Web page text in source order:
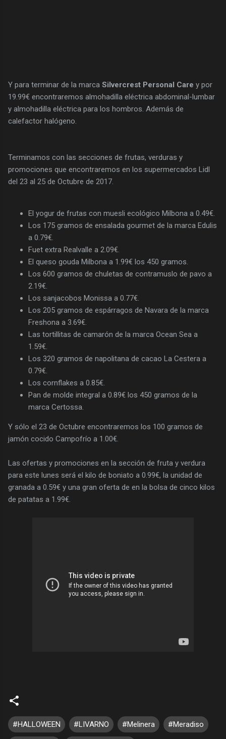
Y para terminar de la marca Silvercrest Personal Care y por
19.99€ encontraremos almohadilla eléctrica abdominal-lumbar
y almohadilla eléctrica para los hombros. Además de
calefactor halógeno.
Terminamos con las secciones de frutas, verduras y
promociones que encontraremos en los supermercados Lidl
del 23 al 25 de Octubre de 2017.
El yogur de frutas con muesli ecológico Milbona a 0.49€.
Los 175 gramos de ensalada gourmet de la marca Edulis
a 0.79€.
Fuet extra Realvalle a 2.09€.
El queso gouda Milbona a 1.99€ los 450 gramos.
Los 600 gramos de chuletas de contramuslo de pavo a
2.19€.
Los sanjacobos Monissa a 0.77€.
Los 205 gramos de espárragos de Navara de la marca
Freshona a 3.69€.
Las tortillitas de camarón de la marca Ocean Sea a
1.59€.
Los 320 gramos de napolitana de cacao La Cestera a
0.79€.
Los cornflakes a 0.85€.
Pan de molde integral a 0.89€ los 450 gramos de la
marca Certossa.
Y sólo el 23 de Octubre encontraremos los 100 gramos de
jamón cocido Campofrío a 1.00€.
Las ofertas y promociones en la sección de fruta y verdura
para este lunes será el kilo de boniato a 0.99€, la unidad de
granada a 0.59€ y una gran oferta de en la bolsa de cinco kilos
de patatas a 1.99€.
#HALLOWEEN #LIVARNO #Melinera #Meradiso